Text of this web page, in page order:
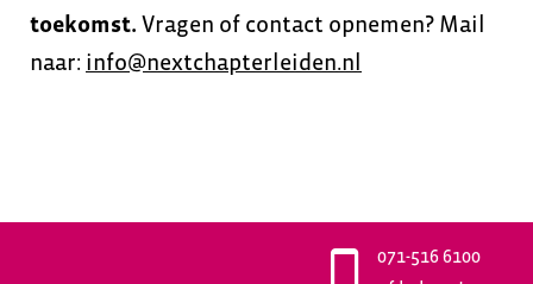
toekomst. Vragen of contact opnemen? Mail
naar: info@nextchapterleiden.nl
071-516 6100